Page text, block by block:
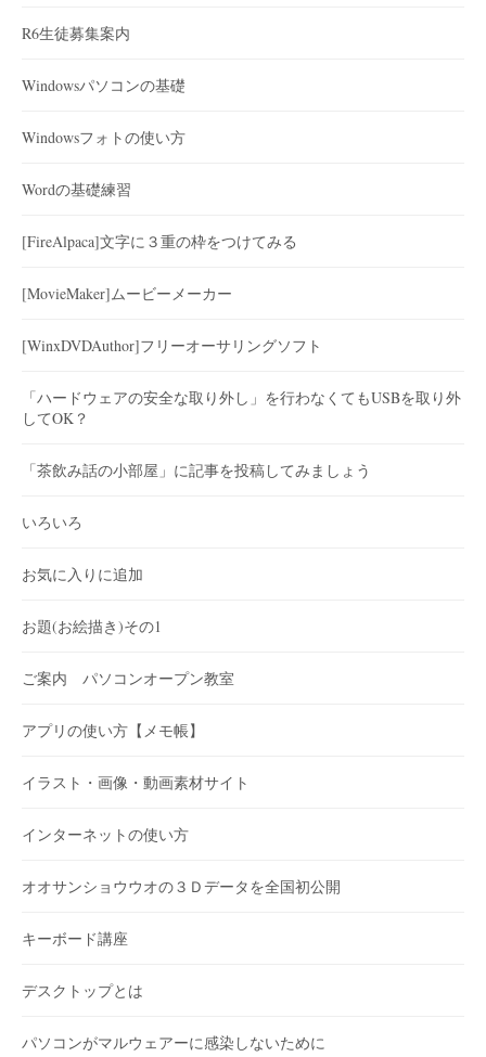
R6生徒募集案内
Windowsパソコンの基礎
Windowsフォトの使い方
Wordの基礎練習
[FireAlpaca]文字に３重の枠をつけてみる
[MovieMaker]ムービーメーカー
[WinxDVDAuthor]フリーオーサリングソフト
「ハードウェアの安全な取り外し」を行わなくてもUSBを取り外
してOK？
「茶飲み話の小部屋」に記事を投稿してみましょう
いろいろ
お気に入りに追加
お題(お絵描き)その1
ご案内 パソコンオープン教室
アプリの使い方【メモ帳】
イラスト・画像・動画素材サイト
インターネットの使い方
オオサンショウウオの３Ｄデータを全国初公開
キーボード講座
デスクトップとは
パソコンがマルウェアーに感染しないために